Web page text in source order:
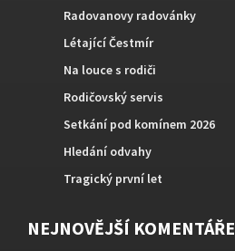
Radovanovy radovánky
Létající Čestmír
Na louce s rodiči
Rodičovský servis
Setkání pod komínem 2026
Hledání odvahy
Tragický první let
NEJNOVĚJŠÍ KOMENTÁŘE